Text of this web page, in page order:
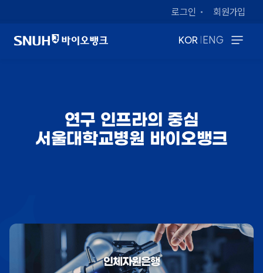
로그인 회원가입
KOR | ENG
연구 인프라의 중심
서울대학교병원 바이오뱅크
인체자원은행